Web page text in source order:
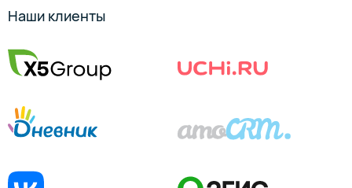
Наши клиенты